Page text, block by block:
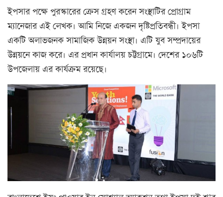
ইপসার পক্ষে পুরস্কারের ক্রেস গ্রহণ করেন সংস্থাটির প্রোগ্রাম
ম্যানেজার এই লেখক। আমি নিজে একজন দৃষ্টিপ্রতিবন্ধী। ইপসা
একটি অলাভজনক সামাজিক উন্নয়ন সংস্থা। এটি যুব সম্প্রদায়ের
উন্নয়নে কাজ করে। এর প্রধান কার্যালয় চট্টগ্রামে। দেশের ১০৬টি
উপজেলায় এর কার্যক্রম রয়েছে।